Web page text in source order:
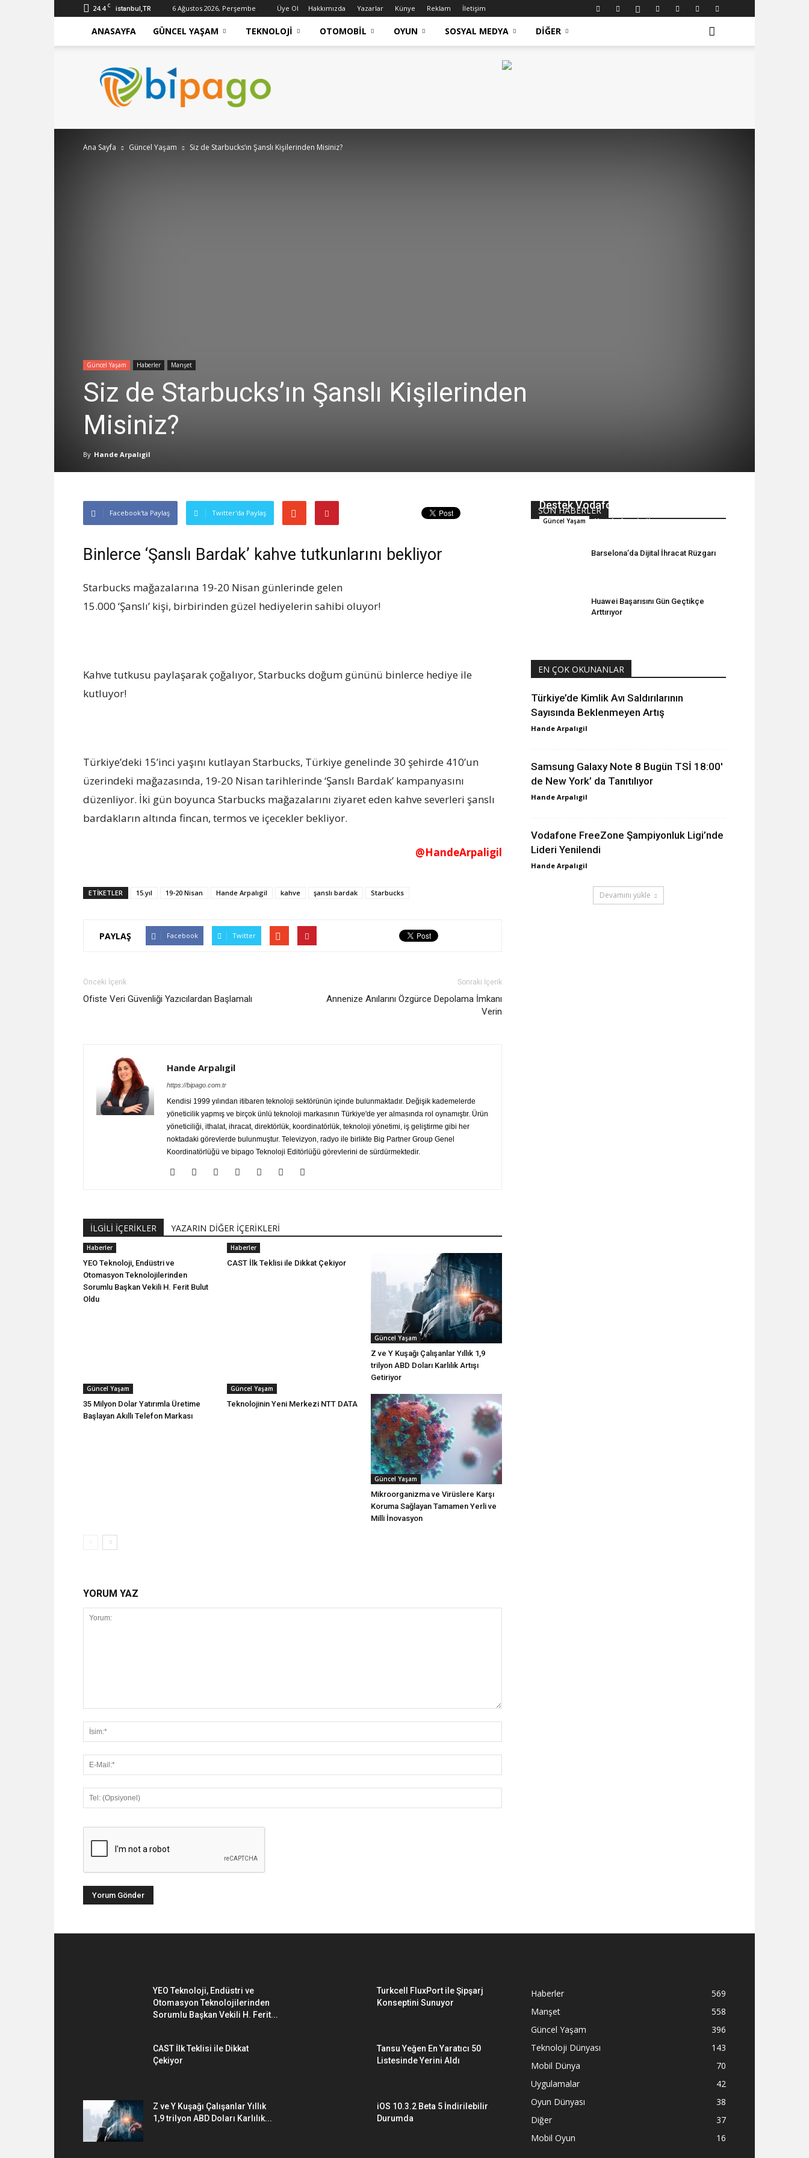
24.4 C istanbul,TR 6 Ağustos 2026, Perşembe Üye Ol Hakkımızda Yazarlar Künye Reklam İletişim
ANASAYFA GÜNCEL YAŞAM TEKNOLOJI OTOMOBIL OYUN SOSYAL MEDYA DIĞER
bipago
Ana Sayfa Güncel Yaşam Siz de Starbucks’ın Şanslı Kişilerinden Misiniz?
Güncel Yaşam Haberler Manşet
Siz de Starbucks’ın Şanslı Kişilerinden
Misiniz?
By Hande Arpalıgil
Facebook'ta Paylaş Twitter'da Paylaş
Binlerce ‘Şanslı Bardak’ kahve tutkunlarını bekliyor
Starbucks mağazalarına 19-20 Nisan günlerinde gelen
15.000 ‘Şanslı’ kişi, birbirinden güzel hediyelerin sahibi oluyor!
Kahve tutkusu paylaşarak çoğalıyor, Starbucks doğum gününü binlerce hediye ile
kutluyor!
Türkiye’deki 15’inci yaşını kutlayan Starbucks, Türkiye genelinde 30 şehirde 410’un
üzerindeki mağazasında, 19-20 Nisan tarihlerinde ‘Şanslı Bardak’ kampanyasını
düzenliyor. İki gün boyunca Starbucks mağazalarını ziyaret eden kahve severleri şanslı
bardakların altında fincan, termos ve içecekler bekliyor.
@HandeArpaligil
ETİKETLER 15.yıl 19-20 Nisan Hande Arpalıgil kahve şanslı bardak Starbucks
PAYLAŞ Facebook Twitter
Önceki İçerik
Ofiste Veri Güvenliği Yazıcılardan Başlamalı
Sonraki İçerik
Annenize Anılarını Özgürce Depolama İmkanı
Verin
Hande Arpalıgil
https://bipago.com.tr
Kendisi 1999 yılından itibaren teknoloji sektörünün içinde bulunmaktadır. Değişik kademelerde
yöneticilik yapmış ve birçok ünlü teknoloji markasının Türkiye'de yer almasında rol oynamıştır. Ürün
yöneticiliği, ithalat, ihracat, direktörlük, koordinatörlük, teknoloji yönetimi, iş geliştirme gibi her
noktadaki görevlerde bulunmuştur. Televizyon, radyo ile birlikte Big Partner Group Genel
Koordinatörlüğü ve bipago Teknoloji Editörlüğü görevlerini de sürdürmektedir.
İLGİLİ İÇERİKLER YAZARIN DİĞER İÇERİKLERİ
Haberler
YEO Teknoloji, Endüstri ve
Otomasyon Teknolojilerinden
Sorumlu Başkan Vekili H. Ferit Bulut
Oldu
Haberler
CAST İlk Teklisi ile Dikkat Çekiyor
Güncel Yaşam
Z ve Y Kuşağı Çalışanlar Yıllık 1,9
trilyon ABD Doları Karlılık Artışı
Getiriyor
Güncel Yaşam
35 Milyon Dolar Yatırımla Üretime
Başlayan Akıllı Telefon Markası
Güncel Yaşam
Teknolojinin Yeni Merkezi NTT DATA
Güncel Yaşam
Mikroorganizma ve Virüslere Karşı
Koruma Sağlayan Tamamen Yerli ve
Milli İnovasyon
YORUM YAZ
SON HABERLER
Destek Vodafone’dan
Güncel Yaşam Hande Arpalıgil
Barselona’da Dijital İhracat Rüzgarı
Huawei Başarısını Gün Geçtikçe
Arttırıyor
EN ÇOK OKUNANLAR
Türkiye’de Kimlik Avı Saldırılarının
Sayısında Beklenmeyen Artış
Hande Arpalıgil
Samsung Galaxy Note 8 Bugün TSİ 18:00′
de New York’ da Tanıtılıyor
Hande Arpalıgil
Vodafone FreeZone Şampiyonluk Ligi’nde
Lideri Yenilendi
Hande Arpalıgil
Devamını yükle
YEO Teknoloji, Endüstri ve
Otomasyon Teknolojilerinden
Sorumlu Başkan Vekili H. Ferit...
CAST İlk Teklisi ile Dikkat
Çekiyor
Z ve Y Kuşağı Çalışanlar Yıllık
1,9 trilyon ABD Doları Karlılık...
Turkcell FluxPort ile Şipşarj
Konseptini Sunuyor
Tansu Yeğen En Yaratıcı 50
Listesinde Yerini Aldı
iOS 10.3.2 Beta 5 İndirilebilir
Durumda
Haberler
569
Manşet
558
Güncel Yaşam
396
Teknoloji Dünyası
143
Mobil Dünya
70
Uygulamalar
42
Oyun Dünyası
38
Diğer
37
Mobil Oyun
16